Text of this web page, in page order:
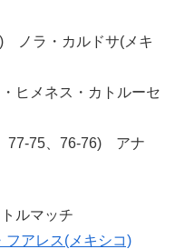
ノラ・カルドサ(メキ
メネス・カトルーセ
77-75、76-76) アナ
ルマッチ
フアレス(メキシコ)